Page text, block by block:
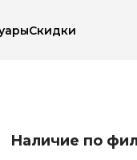
Скидки
Наличие по